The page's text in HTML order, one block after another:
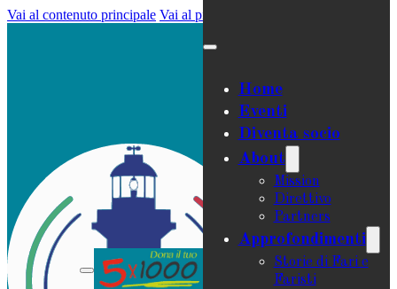
Vai al contenuto principale Vai al piè di pagina
Home
Eventi
Diventa socio
About
Mission
Direttivo
Partners
Approfondimenti
Storie di Fari e
Faristi